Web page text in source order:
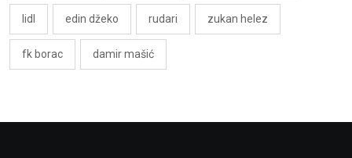
lidl edin džeko rudari zukan helez
fk borac damir mašić